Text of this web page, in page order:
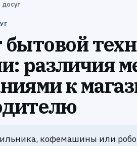
бытовой
различия
к
кофемашины или